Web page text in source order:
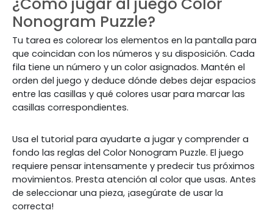
Nonogram Puzzle?
Tu tarea es colorear los elementos en la pantalla para
que coincidan con los números y su disposición. Cada
fila tiene un número y un color asignados. Mantén el
orden del juego y deduce dónde debes dejar espacios
entre las casillas y qué colores usar para marcar las
casillas correspondientes.
Usa el tutorial para ayudarte a jugar y comprender a
fondo las reglas del Color Nonogram Puzzle. El juego
requiere pensar intensamente y predecir tus próximos
movimientos. Presta atención al color que usas. Antes
de seleccionar una pieza, ¡asegúrate de usar la
correcta!